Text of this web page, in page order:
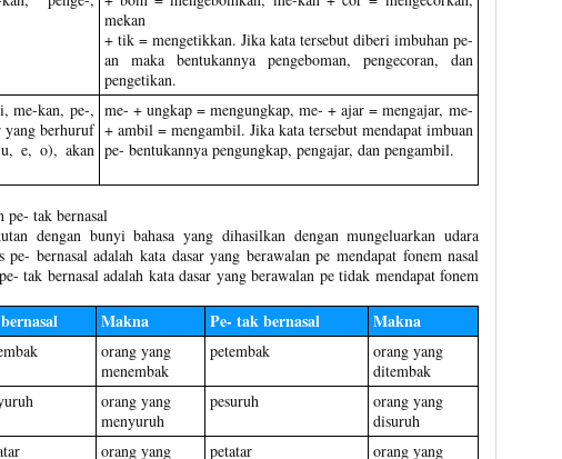
mekan
+ tik = mengetikkan. Jika kata tersebut diberi imbuhan pe-
an maka bentukannya pengeboman, pengecoran, dan
pengetikan.
me-kan, pe-,
yang berhuruf
e, o), akan
me- + ungkap = mengungkap, me- + ajar = mengajar, me-
+ ambil = mengambil. Jika kata tersebut mendapat imbuan
pe- bentukannya pengungkap, pengajar, dan pengambil.
pe- tak bernasal
dengan bunyi bahasa yang dihasilkan dengan mungeluarkan udara
bernasal adalah kata dasar yang berawalan pe mendapat fonem nasal
tak bernasal adalah kata dasar yang berawalan pe tidak mendapat fonem
Makna Pe- tak bernasal Makna
orang yang
menembak
petembak
orang yang
ditembak
orang yang
menyuruh
pesuruh
orang yang
disuruh
orang yang petatar orang yang